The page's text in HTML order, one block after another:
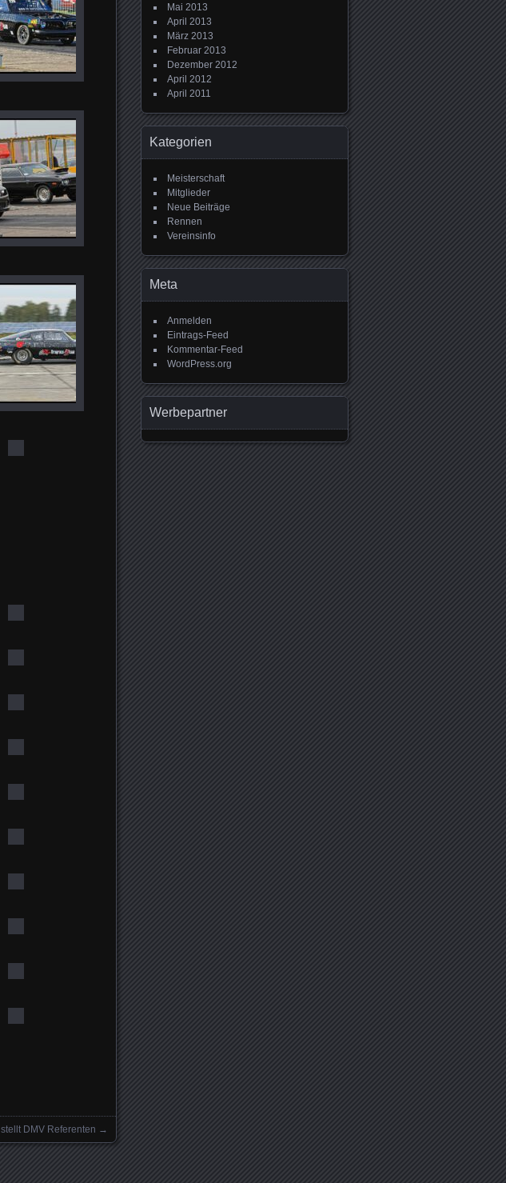
stellt DMV Referenten →
Mai 2013
April 2013
März 2013
Februar 2013
Dezember 2012
April 2012
April 2011
Kategorien
Meisterschaft
Mitglieder
Neue Beiträge
Rennen
Vereinsinfo
Meta
Anmelden
Eintrags-Feed
Kommentar-Feed
WordPress.org
Werbepartner